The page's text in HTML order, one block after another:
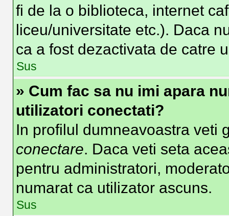
fi de la o biblioteca, internet
liceu/universitate etc.). Daca
ca a fost dezactivata de catre
Sus
» Cum fac sa nu imi apara
utilizatori conectati?
In profilul dumneavoastra veti
conectare. Daca veti seta
pentru administratori,
numarat ca utilizator ascuns.
Sus